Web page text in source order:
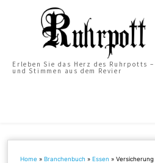
Erleben Sie das Herz des Ruhrpotts
und Stimmen aus dem Revier
Home »Branchenbuch »Essen »Versicherung